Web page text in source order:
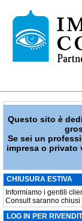
Questo sito è
Se sei un
impresa o privato
CHIUSURA ESTIVA
Informiamo i gentili
Consult saranno chiusi
LOG IN PER